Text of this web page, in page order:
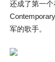
还成了第一个
军的歌手。